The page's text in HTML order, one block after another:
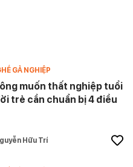
GẢ NGHIỆP
muốn thất nghiệp tuổi
trẻ cần chuẩn bị 4 điều
Hữu Trí